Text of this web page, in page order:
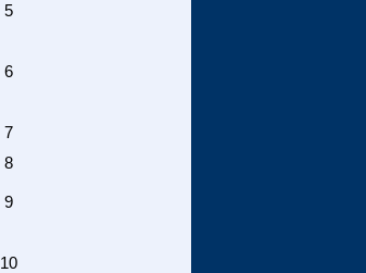
5
6
7
8
9
10